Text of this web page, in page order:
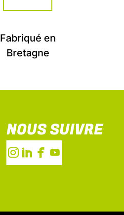
Fabriqué en
Bretagne
NOUS SUIVRE